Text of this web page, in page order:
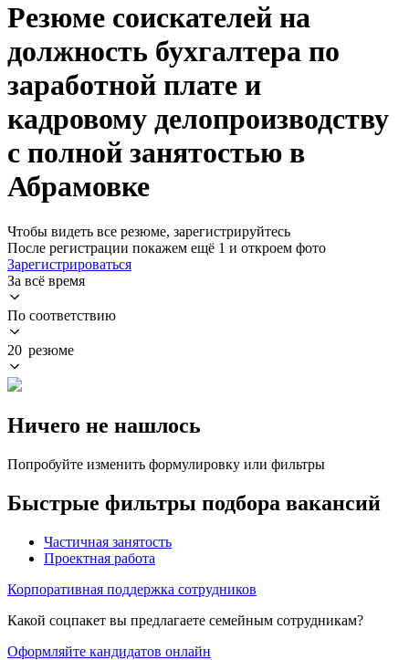
Резюме соискателей на
должность бухгалтера по
заработной плате и
кадровому делопроизводству
с полной занятостью в
Абрамовке
Чтобы видеть все резюме, зарегистрируйтесь
После регистрации покажем ещё 1 и откроем фото
Зарегистрироваться
За всё время
По соответствию
20 резюме
Ничего не нашлось
Попробуйте изменить формулировку или фильтры
Быстрые фильтры подбора вакансий
Частичная занятость
Проектная работа
Корпоративная поддержка сотрудников
Какой соцпакет вы предлагаете семейным сотрудникам?
Оформляйте кандидатов онлайн